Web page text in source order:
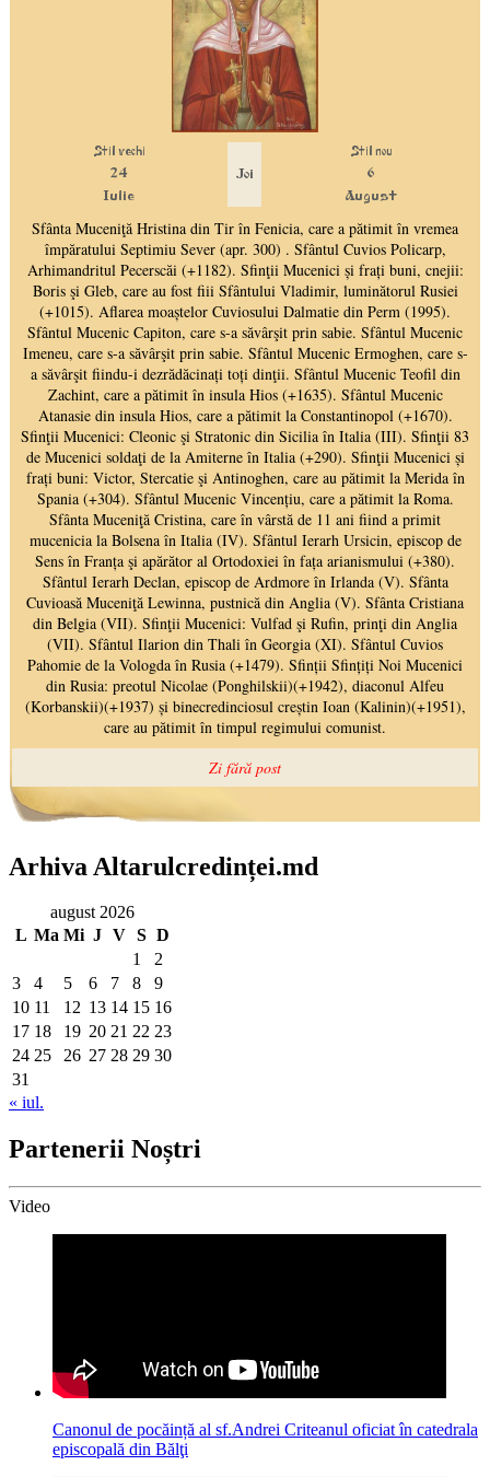
Arhiva Altarulcredinței.md
august 2026
L Ma Mi J V S D
1
2
3
4 5 6 7 8
9
10 11 12 13 14 15 16
17 18 19 20 21 22 23
24 25 26 27 28 29 30
31
« iul.
Partenerii Noștri
Video
Canonul de pocăință al sf.Andrei Criteanul oficiat în catedrala
episcopală din Bălţi